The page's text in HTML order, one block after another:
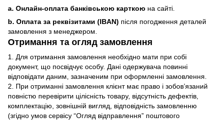
a. Онлайн-оплата банківською карткою на сайті.
b. Оплата за реквізитами (IBAN) після погодження деталей
замовлення з менеджером.
Отримання та огляд замовлення
1. Для отримання замовлення необхідно мати при собі
документ, що посвідчує особу. Дані одержувача повинні
відповідати даним, зазначеним при оформленні замовлення.
2. При отриманні замовлення клієнт має право і зобов’язаний
повністю перевірити цілісність товару, відсутність дефектів,
комплектацію, зовнішній вигляд, відповідність замовленню
(згідно умов сервісу “Огляд відправлення” поштового